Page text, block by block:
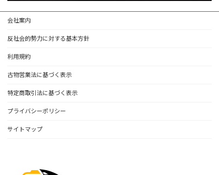
会社案内
反社会的勢力に対する基本方針
利用規約
古物営業法に基づく表示
特定商取引法に基づく表示
プライバシーポリシー
サイトマップ